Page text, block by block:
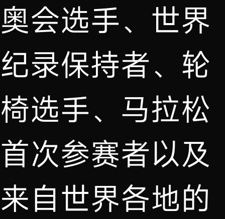
奥会选手、世界
纪录保持者、轮
椅选手、马拉松
首次参赛者以及
来自世界各地的